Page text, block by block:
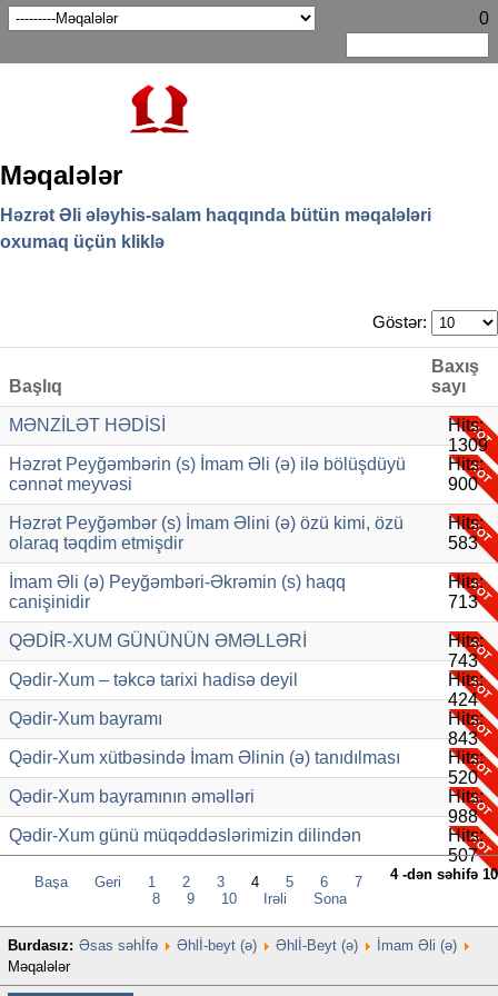
0
Məqalələr
Həzrət Əli ələyhis-salam haqqında bütün məqalələri
oxumaq üçün kliklə
Göstər:
Başlıq
Baxış
sayı
MƏNZİLƏT HƏDİSİ
Hits:
1309
Həzrət Peyğəmbərin (s) İmam Əli (ə) ilə bölüşdüyü
cənnət meyvəsi
Hits:
900
Həzrət Peyğəmbər (s) İmam Əlini (ə) özü kimi, özü
olaraq təqdim etmişdir
Hits:
583
İmam Əli (ə) Peyğəmbəri-Əkrəmin (s) haqq
canişinidir
Hits:
713
QƏDİR-XUM GÜNÜNÜN ƏMƏLLƏRİ
Hits:
743
Qədir-Xum – təkcə tarixi hadisə deyil
Hits:
424
Qədir-Xum bayramı
Hits:
843
Qədir-Xum xütbəsində İmam Əlinin (ə) tanıdılması
Hits:
520
Qədir-Xum bayramının əməlləri
Hits:
988
Qədir-Xum günü müqəddəslərimizin dilindən
Hits:
507
4 -dən səhifə 10
Başa Geri 1 2 3 4 5 6
7
8
9 10 İrəli Sona
Burdasız: Əsas səhİfə Əhlİ-beyt (ə) Əhlİ-Beyt (ə)
İmam Əli (ə)
Məqalələr